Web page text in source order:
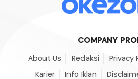
COMPANY
About Us Redaksi Privacy
Karier Info Iklan